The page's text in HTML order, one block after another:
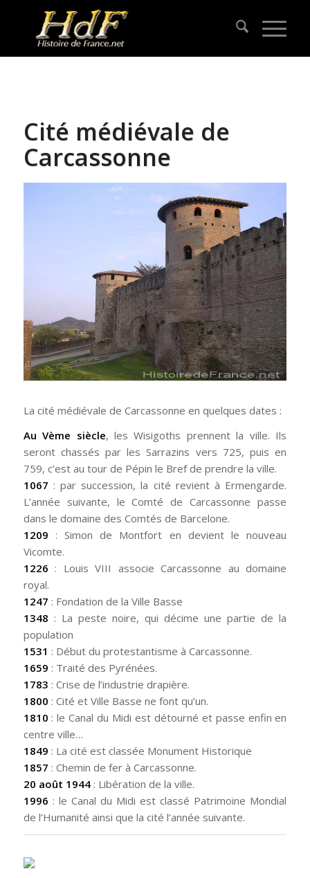
Cité médiévale de
Carcassonne
La cité médiévale de Carcassonne en quelques dates :
Au Vème siècle, les Wisigoths prennent la ville. Ils
seront chassés par les Sarrazins vers 725, puis en
759, c’est au tour de Pépin le Bref de prendre la ville.
1067 : par succession, la cité revient à Ermengarde.
L’année suivante, le Comté de Carcassonne passe
dans le domaine des Comtés de Barcelone.
1209 : Simon de Montfort en devient le nouveau
Vicomte.
1226 : Louis VIII associe Carcassonne au domaine
royal.
1247 : Fondation de la Ville Basse
1348 : La peste noire, qui décime une partie de la
population
1531 : Début du protestantisme à Carcassonne.
1659 : Traité des Pyrénées.
1783 : Crise de l’industrie drapière.
1800 : Cité et Ville Basse ne font qu’un.
1810 : le Canal du Midi est détourné et passe enfin en
centre ville…
1849 : La cité est classée Monument Historique
1857 : Chemin de fer à Carcassonne.
20 août 1944: Libération de la ville.
1996 : le Canal du Midi est classé Patrimoine Mondial
de l’Humanité ainsi que la cité l’année suivante.